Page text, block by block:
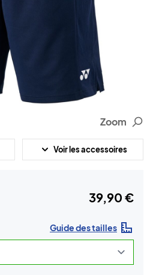
Zoom
Voir les accessoires
39,90 €
Guide des tailles